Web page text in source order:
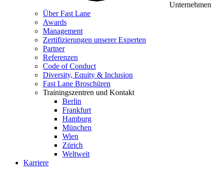
Unternehmen
Über Fast Lane
Awards
Management
Zertifizierungen unserer Experten
Partner
Referenzen
Code of Conduct
Diversity, Equity & Inclusion
Fast Lane Broschüren
Trainingszentren und Kontakt
Berlin
Frankfurt
Hamburg
München
Wien
Zürich
Weltweit
Karriere